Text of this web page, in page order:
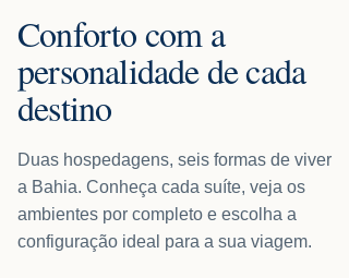
Conforto com a
personalidade de cada
destino
Duas hospedagens, seis formas de viver
a Bahia. Conheça cada suíte, veja os
ambientes por completo e escolha a
configuração ideal para a sua viagem.